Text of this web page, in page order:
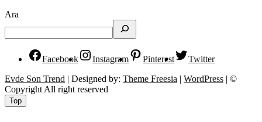
Ara
Facebook Instagram Pinterest
Twitter
Evde Son Trend | Designed by: Theme Freesia | WordPress | ©
Copyright All right reserved
Top